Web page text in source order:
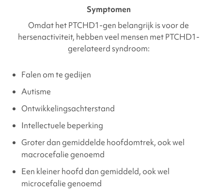
Symptomen
Omdat hetPTCHD1-gen belangrijk is voor de
hersenactiviteit, hebben veel mensen metPTCHD1-
gerelateerd syndroom:
Falen om te gedijen
Autisme
Ontwikkelingsachterstand
Intellectuele beperking
Groter dan gemiddelde hoofdomtrek, ook wel
macrocefalie genoemd
Een kleiner hoofd dan gemiddeld, ook wel
microcefalie genoemd